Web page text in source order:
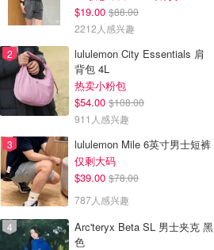
$19.00 $88.00
2212人感兴趣
lululemon City Essentials 肩
背包 4L
热卖小粉包
$54.00 $108.00
911人感兴趣
lululemon Mile 6英寸男士短裤
仅剩大码
$39.00 $78.00
787人感兴趣
Arc'teryx Beta SL 男士夹克 黑
色